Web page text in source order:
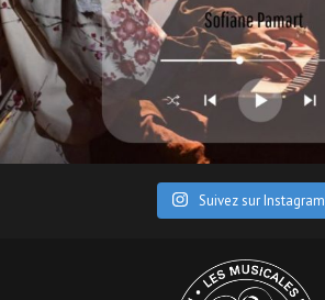
Suivez sur Instagram